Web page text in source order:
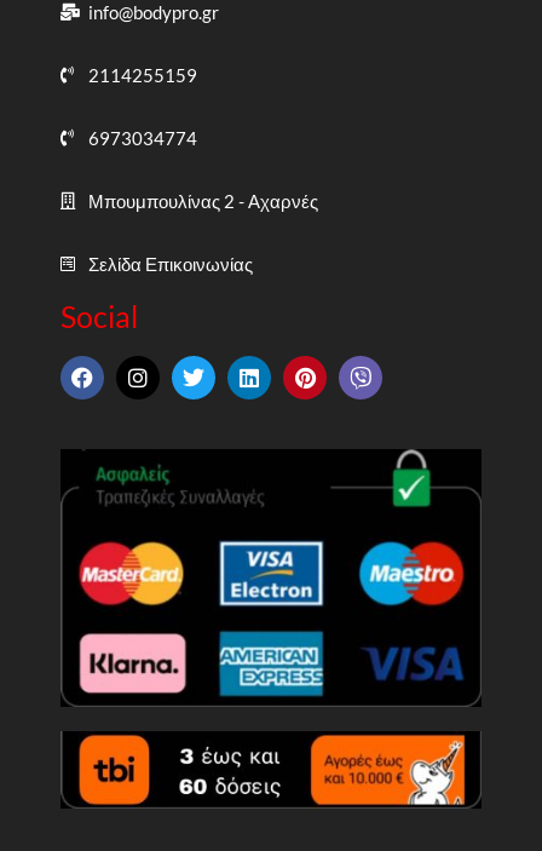
info@bodypro.gr
2114255159
6973034774
Μπουμπουλίνας 2 - Αχαρνές
Σελίδα Επικοινωνίας
Social